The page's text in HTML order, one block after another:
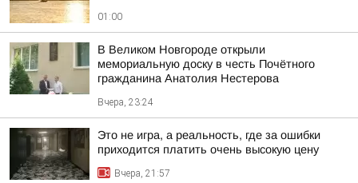
01:00
В Великом Новгороде открыли
мемориальную доску в честь Почётного
гражданина Анатолия Нестерова
Вчера, 23:24
Это не игра, а реальность, где за ошибки
приходится платить очень высокую цену
Вчера, 21:57